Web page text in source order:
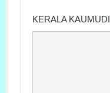
KERALA KAUMUDI